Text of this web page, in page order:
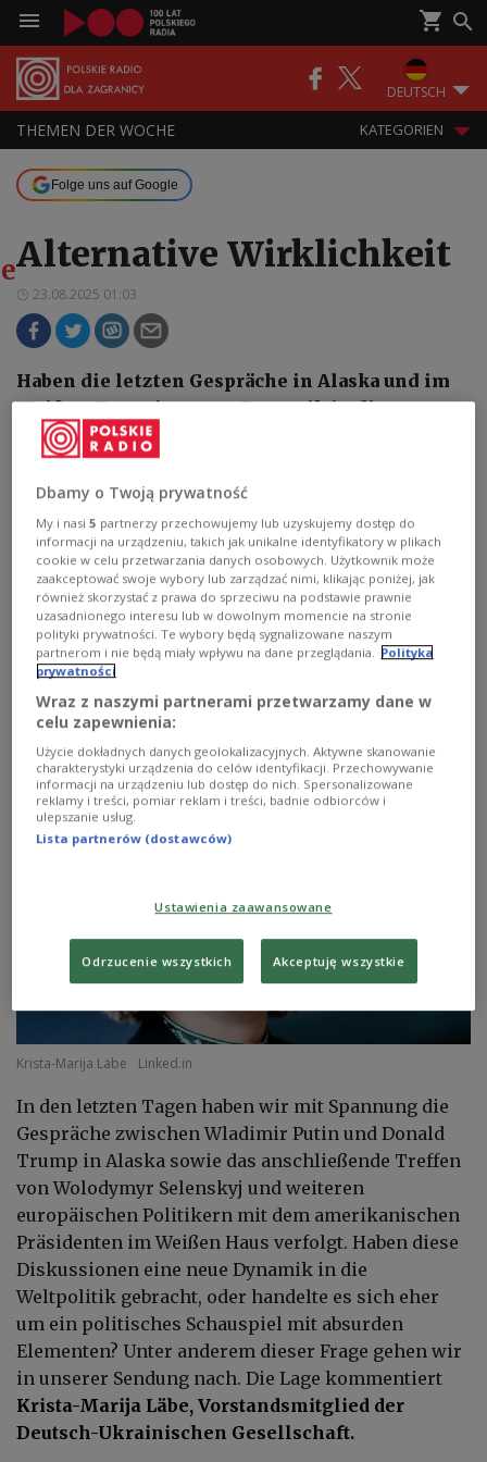
DEUTSCH
THEMEN DER WOCHE KATEGORIEN
Folge uns auf Google
Alternative Wirklichkeit
23.08.2025 01:03
Haben die letzten Gespräche in Alaska und im
Weißen Haus eine neue Dynamik in die
Weltpolitik gebracht, oder war das vielmehr ein
Polittheater mit absurden Elementen? Die Lage
kommentiert Krista-Marija Läbe,
Vorstandsmitglied der Deutsch-Ukrainischen
Gesellschaft.
AUDIO 1
 23'36 
Im Gespräch mit Krista-Marija Läbe
Krista-Marija Läbe Linked.in
In den letzten Tagen haben wir mit Spannung die
Gespräche zwischen Wladimir Putin und Donald
Trump in Alaska sowie das anschließende Treffen
von Wolodymyr Selenskyj und weiteren
europäischen Politikern mit dem amerikanischen
Präsidenten im Weißen Haus verfolgt. Haben diese
Diskussionen eine neue Dynamik in die
Weltpolitik gebracht, oder handelte es sich eher
um ein politisches Schauspiel mit absurden
Elementen? Unter anderem dieser Frage gehen wir
in unserer Sendung nach. Die Lage kommentiert
Krista-Marija Läbe, Vorstandsmitglied der
Deutsch-Ukrainischen Gesellschaft.
Dbamy o Twoją prywatność
My i nasi5 partnerzy przechowujemy lub uzyskujemy dostęp do
informacji na urządzeniu, takich jak unikalne identyfikatory w plikach
cookie w celu przetwarzania danych osobowych. Użytkownik może
zaakceptować swoje wybory lub zarządzać nimi, klikając poniżej, jak
również skorzystać z prawa do sprzeciwu na podstawie prawnie
uzasadnionego interesu lub w dowolnym momencie na stronie
polityki prywatności. Te wybory będą sygnalizowane naszym
partnerom i nie będą miały wpływu na dane przeglądania.
Polityka
prywatności
Wraz z naszymi partnerami przetwarzamy dane w
celu zapewnienia:
Użycie dokładnych danych geolokalizacyjnych. Aktywne skanowanie
charakterystyki urządzenia do celów identyfikacji. Przechowywanie
informacji na urządzeniu lub dostęp do nich. Spersonalizowane
reklamy i treści, pomiar reklam i treści, badnie odbiorców i
ulepszanie usług.
Lista partnerów (dostawców)
Ustawienia zaawansowane
Odrzucenie wszystkich Akceptuję wszystkie